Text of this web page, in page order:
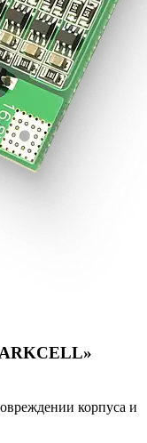
корпуса и